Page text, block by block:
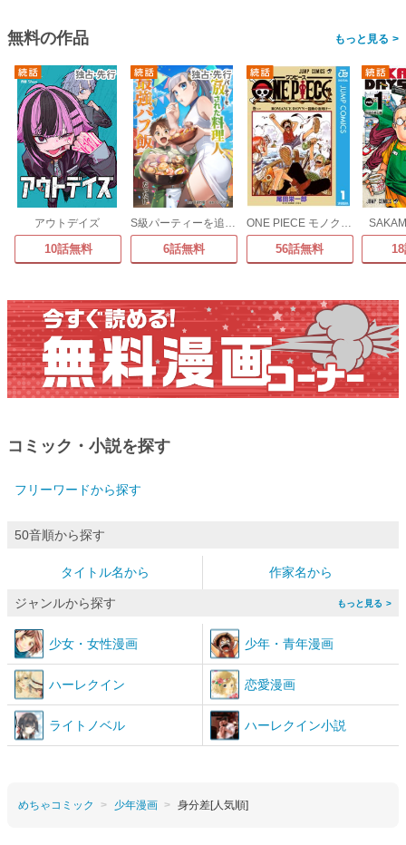
無料の作品 >
アウトデイズ
10話無料
S級パーティーを追放された料理人、最強バフ飯だった件
6話無料
ONE PIECE モノクロ版
56話無料
コミック・小説を探す
フリーワードから探す
50音順から探す
タイトル名から 作家名から
ジャンルから探す >
少女 ・ 女性漫画 少年 ・ 青年漫画
ハーレクイン 恋愛漫画
ライトノベル ハーレクイン小説
めちゃコミック 少年漫画 身分差[人気順]